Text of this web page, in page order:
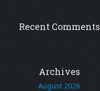
Recent Comments
Archives
August 2026